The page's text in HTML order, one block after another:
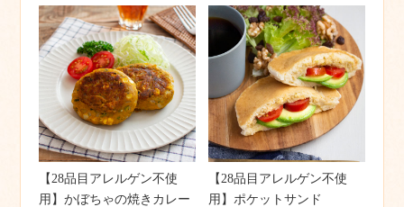
【28品目アレルゲン不使
用】かぼちゃの焼きカレー
【28品目アレルゲン不使
用】ポケットサンド